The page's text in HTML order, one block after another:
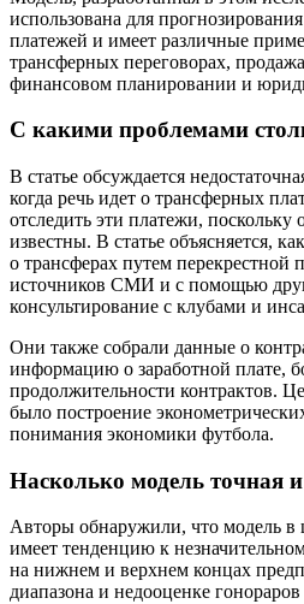
использована для
платежей и имеет различные
трансферных переговорах,
финансовом планировании и
С какими проблемами
В статье обсуждается
когда речь идет о трансферных
отследить эти платежи, поскольку
известны. В статье объясняется,
о трансферах путем перекрестной
источников СМИ и с помощью
консультирование с клубами и
Они также собрали данные о
информацию о заработной плате,
продолжительности контрактов.
было построение
понимания экономики футбола.
Насколько модель точная
Авторы обнаружили, что модель в
имеет тенденцию к
на нижнем и верхнем концах
диапазона и недооценке